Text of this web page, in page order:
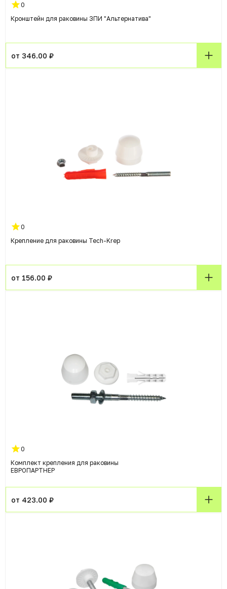
0
Кронштейн для раковины ЗПИ "Альтернатива"
от 346.00 ₽
0
Крепление для раковины Tech-Krep
от 156.00 ₽
0
Комплект крепления для раковины
ЕВРОПАРТНЕР
от 423.00 ₽